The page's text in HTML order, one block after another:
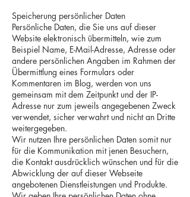
Speicherung persönlicher Daten
Persönliche Daten, die Sie uns auf dieser
Website elektronisch übermitteln, wie zum
Beispiel Name, E-Mail-Adresse, Adresse oder
andere persönlichen Angaben im Rahmen der
Übermittlung eines Formulars oder
Kommentaren im Blog, werden von uns
gemeinsam mit dem Zeitpunkt und der IP-
Adresse nur zum jeweils angegebenen Zweck
verwendet, sicher verwahrt und nicht an Dritte
weitergegeben.
Wir nutzen Ihre persönlichen Daten somit nur
für die Kommunikation mit jenen Besuchern,
die Kontakt ausdrücklich wünschen und für die
Abwicklung der auf dieser Webseite
angebotenen Dienstleistungen und Produkte.